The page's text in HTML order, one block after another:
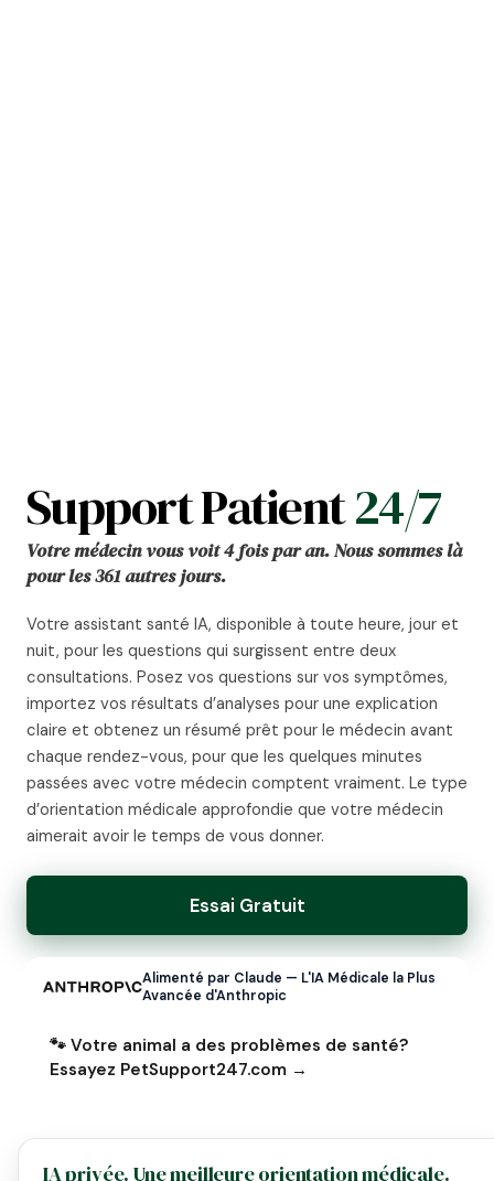
Support Patient24/7
Votre médecin vous voit 4 fois par an. Nous sommes là
pour les 361 autres jours.
Votre assistant santé IA, disponible à toute heure, jour et
nuit, pour les questions qui surgissent entre deux
consultations. Posez vos questions sur vos symptômes,
importez vos résultats d’analyses pour une explication
claire et obtenez un résumé prêt pour le médecin avant
chaque rendez-vous, pour que les quelques minutes
passées avec votre médecin comptent vraiment. Le type
d’orientation médicale approfondie que votre médecin
aimerait avoir le temps de vous donner.
Essai Gratuit
Alimenté par Claude — L'IA Médicale la Plus
Avancée d'Anthropic
🐾 Votre animal a des problèmes de santé?
Essayez PetSupport247.com →
IA privée. Une meilleure orientation médicale.